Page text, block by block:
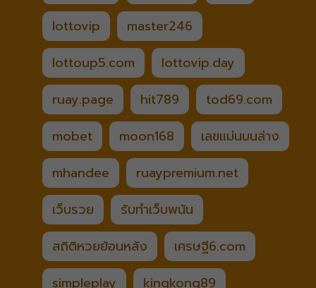
lottovip
master246
lottoup5.com
lottovip.day
ruay.page
hit789
tod69.com
mobet
moon168
เลขแม่นบนล่าง
mhandee
ruaypremium.net
เว็บรวย
รับทำเว็บพนัน
สถิติหวยย้อนหลัง
เศรษฐี6.com
simpleplay
kingkong89